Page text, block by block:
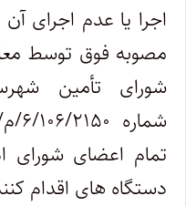
اجرا یا عدم اجرای
مصوبه فوق توسط
شورای تأمین
تمام اعضای شورای
دستگاه های اقدام